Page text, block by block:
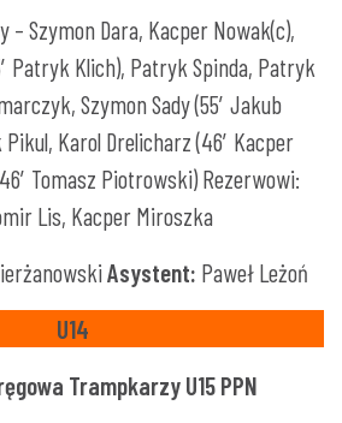
– Szymon Dara, Kacper Nowak(c),
Patryk Klich), Patryk Spinda, Patryk
Szymon Sady (55′ Jakub
Karol Drelicharz (46′ Kacper
Tomasz Piotrowski) Rezerwowi:
Lis, Kacper Miroszka
Asystent: Paweł Leżoń
U14
Trampkarzy U15 PPN